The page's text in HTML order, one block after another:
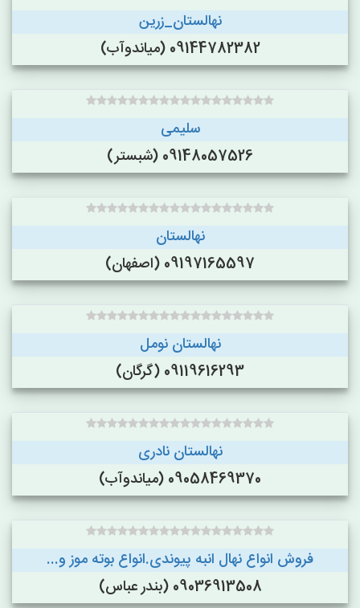
نهالستان_زرین
09144782382 (میاندوآب)
سلیمی
09148057526 (شبستر)
نهالستان
09197165597 (اصفهان)
نهالستان نومل
09119616293 (گرگان)
نهالستان نادری
09058469370 (میاندوآب)
فروش انواع نهال انبه پیوندی.انواع بوته موز و...
09036913508 (بندر عباس)